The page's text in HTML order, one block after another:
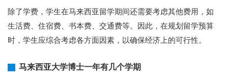
除了学费，学生在马来西亚留学期间还需要考虑其他费用，如
生活费、住宿费、书本费、交通费等。因此，在规划留学预算
时，学生应综合考虑各方面因素，以确保经济上的可行性。
马来西亚大学博士一年有几个学期